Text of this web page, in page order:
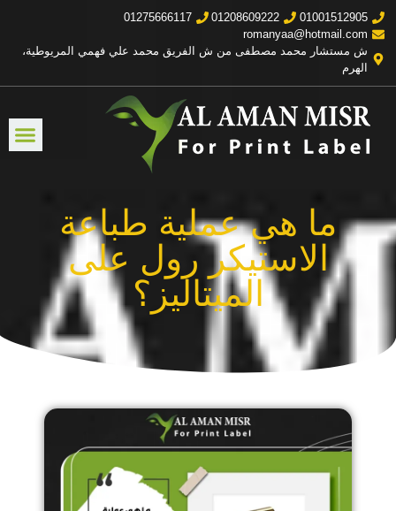
01001512905
01208609222
01275666117
romanyaa@hotmail.com
ش مستشار محمد مصطفى من ش الفريق محمد علي فهمي المريوطية،
الهرم
ما هي عملية طباعة
الاستيكر رول على
الميتاليز؟